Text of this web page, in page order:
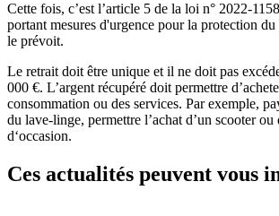
Cette fois, c’est l’article 5 de la loi n° 2022-
portant mesures d'urgence pour la protection
le prévoit.
Le retrait doit être unique et il ne doit pas
000 €. L’argent récupéré doit permettre
consommation ou des services. Par exemple,
du lave-linge, permettre l’achat d’un scooter ou
d‘occasion.
Ces actualités peuvent vous